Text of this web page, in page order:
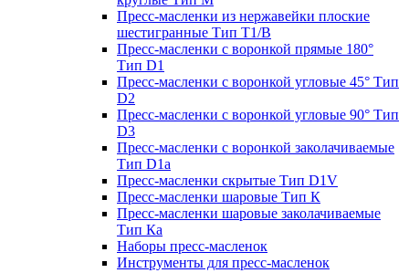
Пресс-масленки из нержавейки плоские
шестигранные Тип T1/B
Пресс-масленки с воронкой прямые 180°
Тип D1
Пресс-масленки с воронкой угловые 45° Тип
D2
Пресс-масленки с воронкой угловые 90° Тип
D3
Пресс-масленки с воронкой заколачиваемые
Тип D1a
Пресс-масленки скрытые Тип D1V
Пресс-масленки шаровые Тип К
Пресс-масленки шаровые заколачиваемые
Тип Кa
Наборы пресс-масленок
Инструменты для пресс-масленок